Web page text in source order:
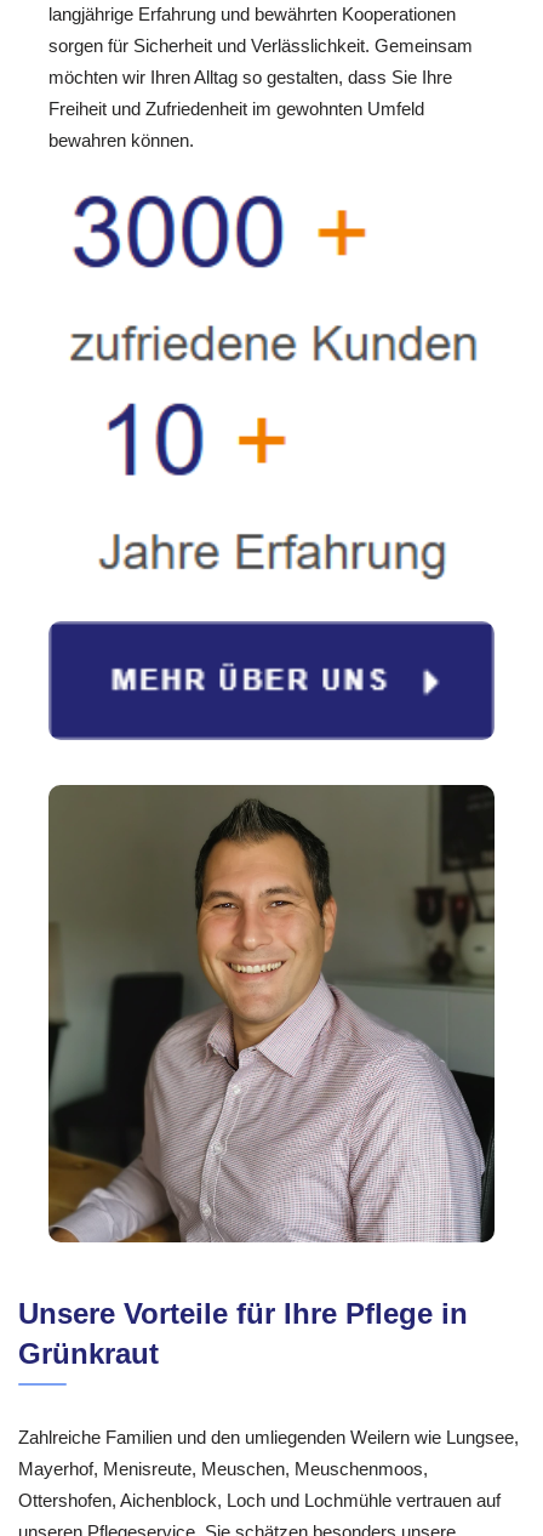
langjährige Erfahrung und bewährten Kooperationen
sorgen für Sicherheit und Verlässlichkeit. Gemeinsam
möchten wir Ihren Alltag so gestalten, dass Sie Ihre
Freiheit und Zufriedenheit im gewohnten Umfeld
bewahren können.
Unsere Vorteile für Ihre Pflege in
Grünkraut
Zahlreiche Familien und den umliegenden Weilern wie Lungsee,
Mayerhof, Menisreute, Meuschen, Meuschenmoos,
Ottershofen, Aichenblock, Loch und Lochmühle vertrauen auf